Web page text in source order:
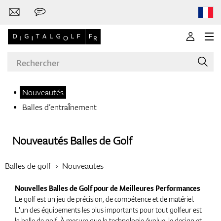
Marques
Vêtements
Nouveautés
Balles d’entraînement
Nouveautés Balles de Golf
Balles de golf Nouveautes
Nouvelles Balles de Golf pour de Meilleures Performances
Le golf est un jeu de précision, de compétence et de matériel.
L'un des équipements les plus importants pour tout golfeur est